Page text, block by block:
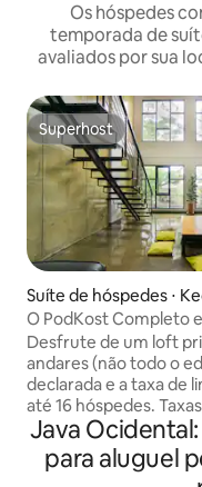
Os hóspedes
temporada de
avaliados por sua
Superhost
Superhost
Suíte de hóspedes ⋅
tan Tambora
O PodKost Completo
estar para todos.
Desfrute de um loft
andares (não todo o
declarada e a taxa de
até 16 hóspedes. Taxas de hóspedes
adicionais se exceder
95 mil/noite (estadia)
(visitando) Perfeito para férias,
Java
para aluguel